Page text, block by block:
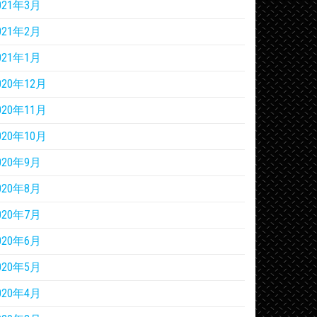
年3月
年2月
年1月
年12月
年11月
年10月
年9月
年8月
年7月
年6月
年5月
年4月